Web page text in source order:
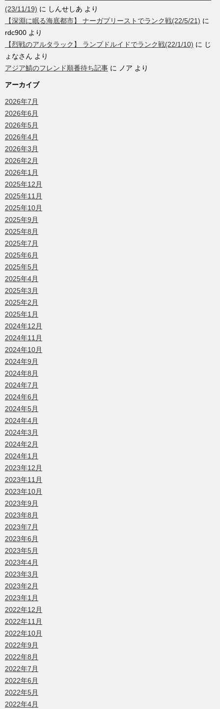
(23/11/19) に しんせしあ より
【深淵に眠る海底都市】 ナーガプリーストでランク戦(22/5/21) に
rdc900 より
【烈戦のアルタラック】 ランプドルイドでランク戦(22/1/10) に じ
ょなさん より
アジア鯖のフレンド順番待ち記事 に ノア より
アーカイブ
2026年7月
2026年6月
2026年5月
2026年4月
2026年3月
2026年2月
2026年1月
2025年12月
2025年11月
2025年10月
2025年9月
2025年8月
2025年7月
2025年6月
2025年5月
2025年4月
2025年3月
2025年2月
2025年1月
2024年12月
2024年11月
2024年10月
2024年9月
2024年8月
2024年7月
2024年6月
2024年5月
2024年4月
2024年3月
2024年2月
2024年1月
2023年12月
2023年11月
2023年10月
2023年9月
2023年8月
2023年7月
2023年6月
2023年5月
2023年4月
2023年3月
2023年2月
2023年1月
2022年12月
2022年11月
2022年10月
2022年9月
2022年8月
2022年7月
2022年6月
2022年5月
2022年4月